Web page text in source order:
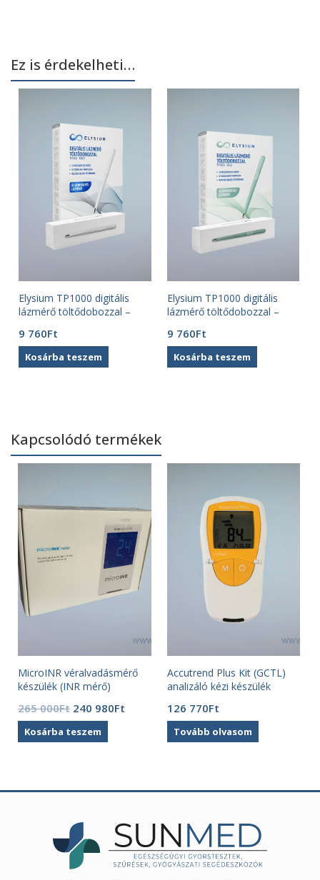
Ez is érdekelheti…
Elysium TP1000 digitális
lázmérő töltődobozzal –
9 760Ft
Kosárba teszem
Elysium TP1000 digitális
lázmérő töltődobozzal –
9 760Ft
Kosárba teszem
Kapcsolódó termékek
MicroINR véralvadásmérő
készülék (INR mérő)
265 000Ft Original
price
was:
240 980Ft
Kosárba teszem
Accutrend Plus Kit (GCTL)
analizáló kézi készülék
126 770Ft
Tovább olvasom